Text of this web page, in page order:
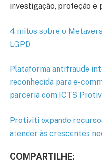
investigação, proteção e
4 mitos sobre o
LGPD
Plataforma antifraude
reconhecida para e-
parceria com ICTS
Protiviti expande
atender às crescentes
COMPARTILHE: